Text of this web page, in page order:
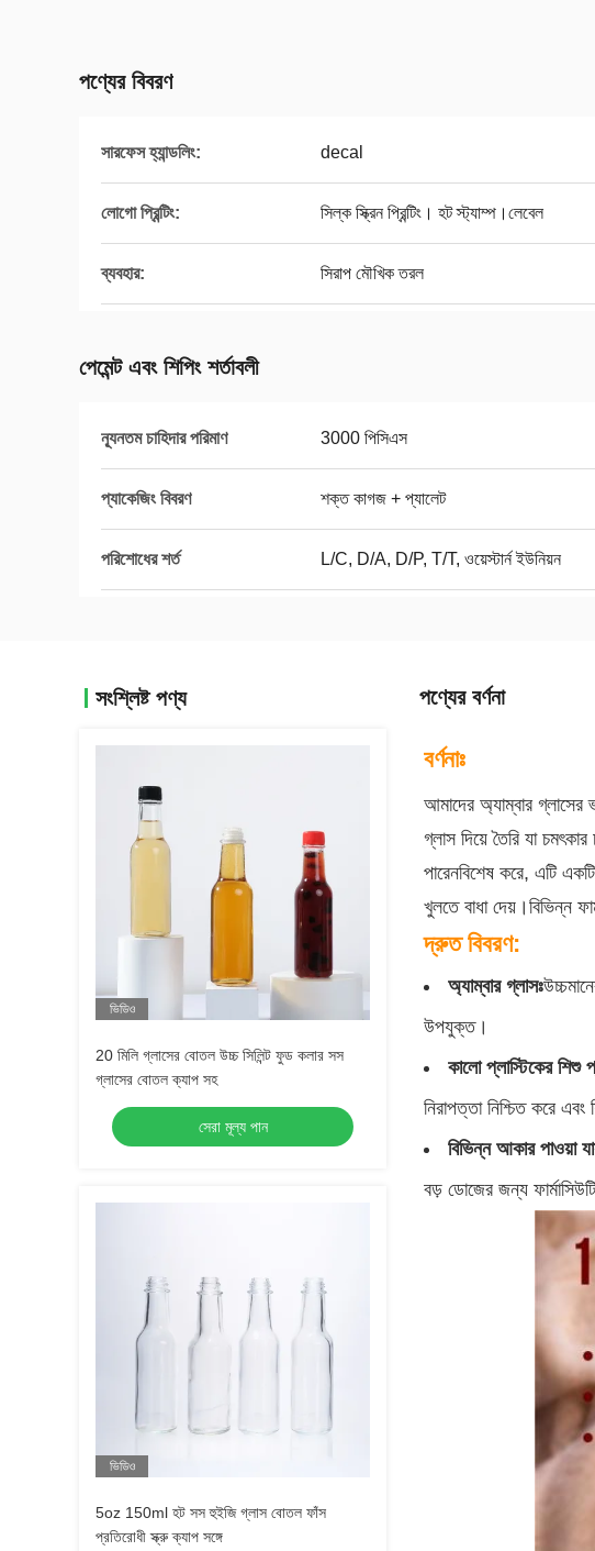
পণ্যের বিবরণ
সারফেস হ্যান্ডলিং: decal
লোগো প্রিন্টিং: সিল্ক স্ক্রিন প্রিন্টিং। হট স্ট্যাম্প।লেবেল
ব্যবহার: সিরাপ মৌখিক তরল
পেমেন্ট এবং শিপিং শর্তাবলী
ন্যূনতম চাহিদার পরিমাণ 3000 পিসিএস
প্যাকেজিং বিবরণ শক্ত কাগজ + প্যালেট
পরিশোধের শর্ত L/C, D/A, D/P, T/T, ওয়েস্টার্ন ইউনিয়ন
সংশ্লিষ্ট পণ্য
ভিডিও
20 মিলি গ্লাসের বোতল উচ্চ সিলিন্ট ফুড কলার সস
গ্লাসের বোতল ক্যাপ সহ
সেরা মূল্য পান
ভিডিও
5oz 150ml হট সস হুইজি গ্লাস বোতল ফাঁস
প্রতিরোধী স্ক্রু ক্যাপ সঙ্গে
পণ্যের বর্ণনা
বর্ণনাঃ
আমাদের অ্যাম্বার গ্লাসের
গ্লাস দিয়ে তৈরি যা
পারেনবিশেষ করে, এটি
খুলতে বাধা দেয়।বিভিন্ন
দ্রুত বিবরণ:
অ্যাম্বার গ্লাসঃ
উপযুক্ত।
কালো প্লাস্টিকের শিশু
নিরাপত্তা নিশ্চিত করে এবং
বিভিন্ন আকার পাওয়া
বড় ডোজের জন্য